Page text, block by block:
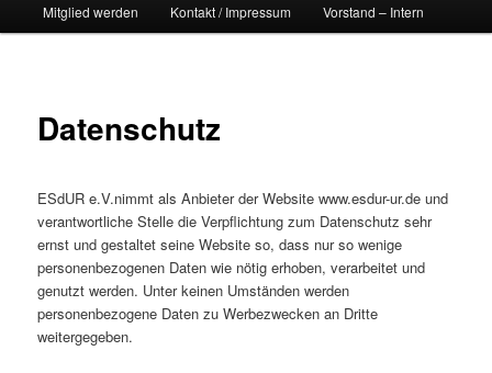
Mitglied werden Kontakt / Impressum Vorstand – Intern
Datenschutz
ESdUR e.V.nimmt als Anbieter der Website www.esdur-ur.de und
verantwortliche Stelle die Verpflichtung zum Datenschutz sehr
ernst und gestaltet seine Website so, dass nur so wenige
personenbezogenen Daten wie nötig erhoben, verarbeitet und
genutzt werden. Unter keinen Umständen werden
personenbezogene Daten zu Werbezwecken an Dritte
weitergegeben.